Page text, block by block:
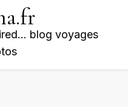
blog voyages